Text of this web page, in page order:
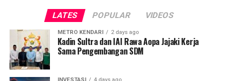
beberapa kabupaten. Di Kolaka Timur, tepatnya Desa
Bou dan Desa Awiu, melaporkan adanya pembukaan
lahan luas serta pembangunan fasilitas pemerintah
menggunakan anggaran negara. Sementara di
Kabupaten Bombana, aktivitas ilegal mencakup
percetakan sawah hingga perkebunan sawit dan
cengkeh yang diperkirakan mencapai ribuan hektare.
LATES POPULAR VIDEOS
METRO KENDARI 2 days ago
Kadin Sultra dan IAI Rawa Aopa Jajaki Kerja
Sama Pengembangan SDM
INVESTASI 4 days ago